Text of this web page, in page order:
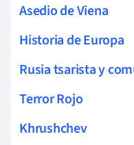
Asedio de Viena
Historia de Europa
Rusia tsarista y
Terror Rojo
Khrushchev